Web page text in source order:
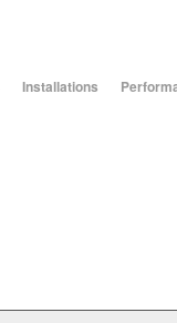
Installations